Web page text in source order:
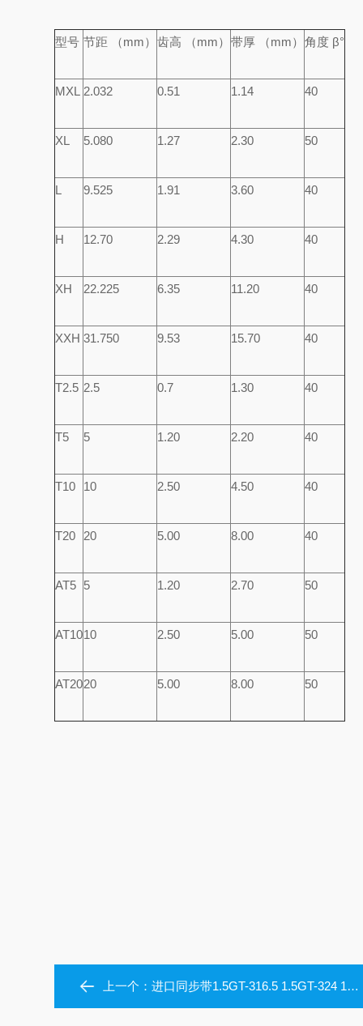
型号 节距 （mm） 齿高 （mm） 带厚 （mm） 角度 β°
MXL 2.032 0.51 1.14 40
XL 5.080 1.27 2.30 50
L 9.525 1.91 3.60 40
H 12.70 2.29 4.30 40
XH 22.225 6.35 11.20 40
XXH 31.750 9.53 15.70 40
T2.5 2.5 0.7 1.30 40
T5 5 1.20 2.20 40
T10 10 2.50 4.50 40
T20 20 5.00 8.00 40
AT5 5 1.20 2.70 50
AT1010 2.50 5.00 50
AT2020 5.00 8.00 50
上一个：进口同步带1.5GT-316.5 1.5GT-324 1.5GT-330 1.5GT-339 1.5GT-340.5